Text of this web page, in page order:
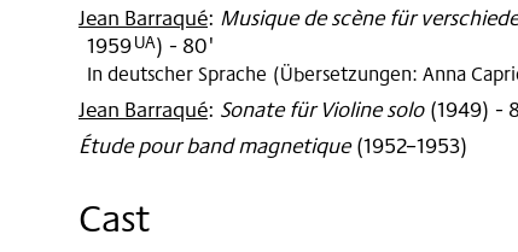
Jean Barraqué: Musique de scène für
1959UA) - 80'
In deutscher Sprache (Übersetzungen: Anna
Jean Barraqué: Sonate für Violine solo (1949) -
Étude pour band magnetique (1952–1953)
Cast